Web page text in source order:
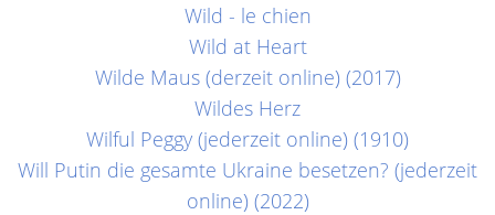
Wild - le chien
Wild at Heart
Wilde Maus (derzeit online) (2017)
Wildes Herz
Wilful Peggy (jederzeit online) (1910)
Will Putin die gesamte Ukraine besetzen? (jederzeit
online) (2022)